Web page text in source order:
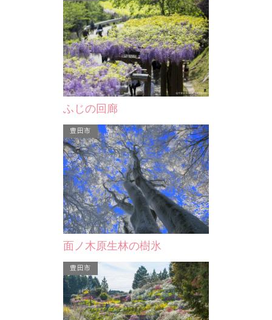
お釜稲荷
今から700年程前の昔、予知能力を持
たちが教えを乞いに来ま…
ふじの回廊
豊田市
面ノ木原生林の樹氷
豊田市